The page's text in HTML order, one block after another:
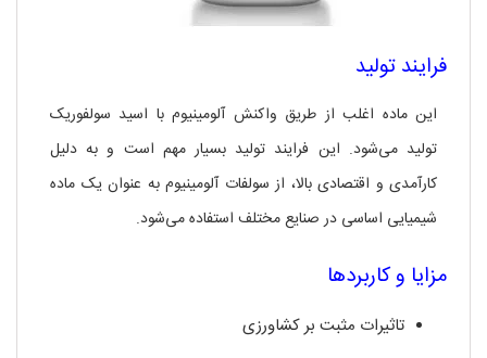
فرایند تولید
این ماده اغلب از طریق واکنش آلومینیوم با اسید سولفوریک
تولید می‌شود. این فرایند تولید بسیار مهم است و به دلیل
کارآمدی و اقتصادی بالا، از سولفات آلومینیوم به عنوان یک ماده
شیمیایی اساسی در صنایع مختلف استفاده می‌شود.
مزایا و کاربردها
تاثیرات مثبت بر کشاورزی